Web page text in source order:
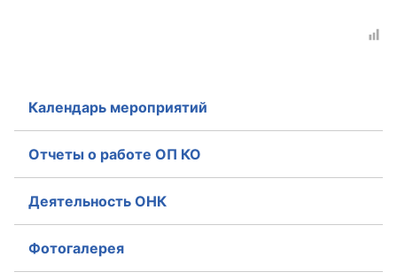
Календарь мероприятий
Отчеты о работе ОП КО
Деятельность ОНК
Фотогалерея